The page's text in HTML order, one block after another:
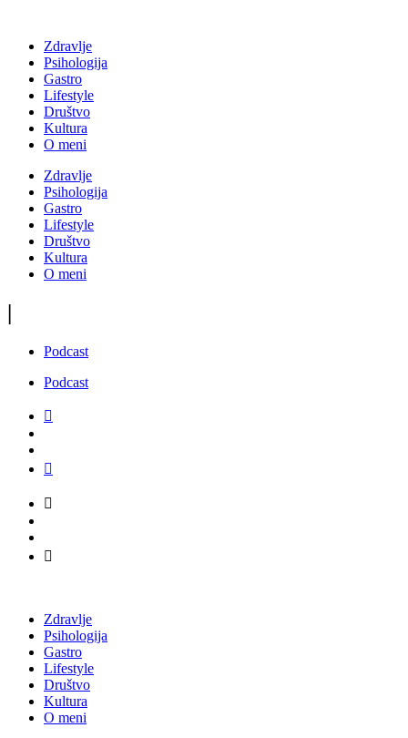
Zdravlje
Psihologija
Gastro
Lifestyle
Društvo
Kultura
O meni
Zdravlje
Psihologija
Gastro
Lifestyle
Društvo
Kultura
O meni
|
Podcast
Podcast
Zdravlje
Psihologija
Gastro
Lifestyle
Društvo
Kultura
O meni